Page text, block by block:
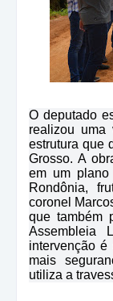
O deputado
realizou uma
estrutura que
Grosso. A
em um
Rondônia,
coronel
que também
Assembleia
intervenção é
mais
utiliza a